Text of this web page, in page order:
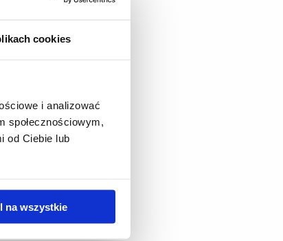
cookies
i analizować
społecznościowym,
od Ciebie lub
na wszystkie